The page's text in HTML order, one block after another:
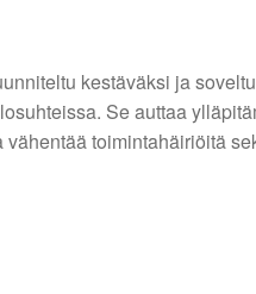
kestäväksi ja
Se auttaa
toimintahäiriöitä